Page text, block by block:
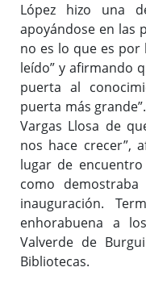
López hizo una
apoyándose en las
no es lo que es
leído” y afirmando
puerta al
puerta más
Vargas Llosa de
nos hace crecer”,
lugar de
como
inauguración.
enhorabuena a
Valverde de
Bibliotecas.